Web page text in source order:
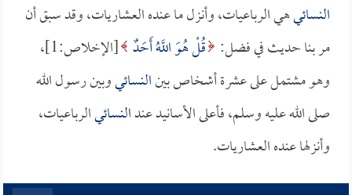
النسائيهي الرباعيات، وأنزل ما عنده العشاريات، وقد سبق أن
مر بنا حديث في فضل: قُلْ هُوَ اللَّهُ أَحَدٌ
[الإخلاص:1]،
وهو مشتمل على عشرة أشخاص بينالنسائيوبين رسول الله
صلى الله عليه وسلم، فأعلى الأسانيد عندالنسائيالرباعيات،
وأنزلها عنده العشاريات.